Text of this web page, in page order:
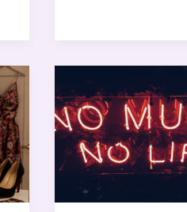
de
creep
:
analyse
et
signification